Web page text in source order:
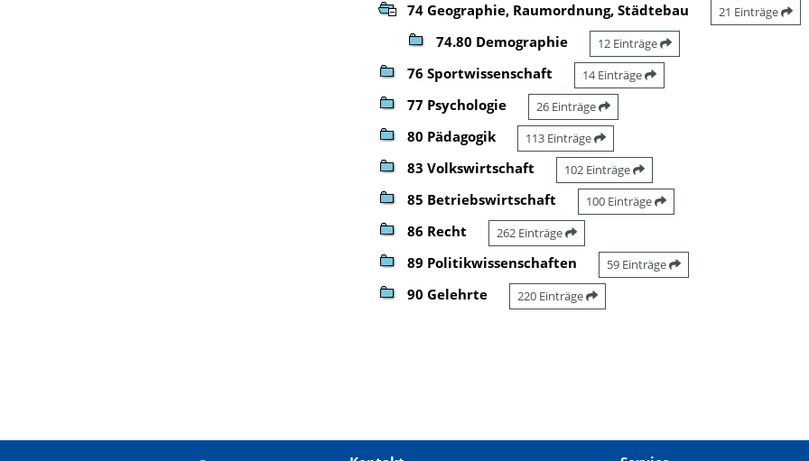
74 Geographie, Raumordnung, Städtebau 21 Einträge
74.80 Demographie 12 Einträge
76 Sportwissenschaft 14 Einträge
77 Psychologie 26 Einträge
80 Pädagogik 113 Einträge
83 Volkswirtschaft 102 Einträge
85 Betriebswirtschaft 100 Einträge
86 Recht 262 Einträge
89 Politikwissenschaften 59 Einträge
90 Gelehrte 220 Einträge